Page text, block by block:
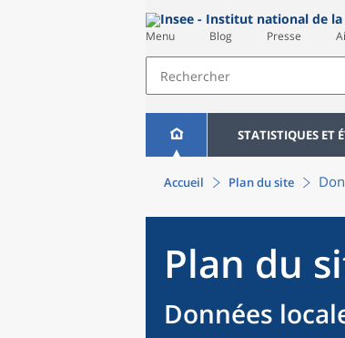
Menu Blog Presse
STATISTIQUES ET
Accueil Plan du site
Plan du
Données